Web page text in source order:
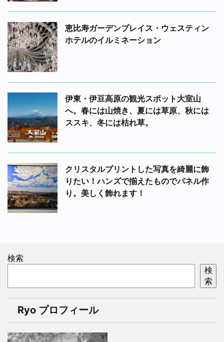
恵比寿ガーデンプレイス・ウェスティン
ホテルのイルミネーション
伊東・伊豆高原の観光スポット大室山
へ。春には山焼き、夏には草原、秋には
ススキ、冬には枯れ草。
クリスタルプリントした写真を綺麗に飾
りたい！ハンズで揃えたものでパネル作
り。美しく飾れます！
検索
検
索
Ryo プロフィール